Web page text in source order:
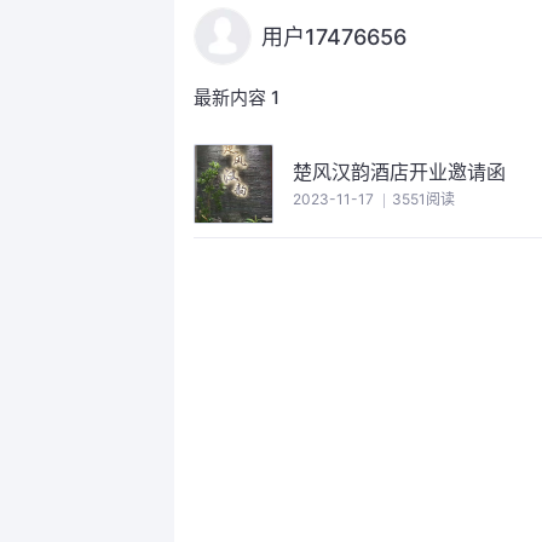
用户17476656
最新内容 1
楚风汉韵酒店开业邀请函
2023-11-17 3551阅读